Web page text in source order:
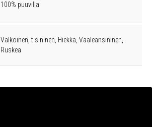
100% puuvilla
Valkoinen, t.sininen, Hiekka, Vaaleansininen,
Ruskea